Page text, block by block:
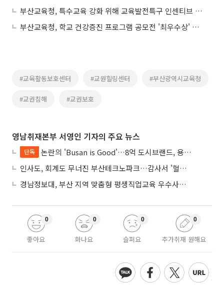
부산교육청, 특수교육 강화 위해 교육발전특구 인센티브 78% 투입
부산교육청, 학교 건강증진 프로그램 공모전 '최우수상' 쾌거
#교육활동보호센터 #교원힐링센터 #부산광역시교육청
#교권침해 #교권보호
영남취재본부 서영인 기자의 주요 뉴스
단독
논란의 'Busan is Good'…8억 도시브랜드, 용산 대통령실 CI 업체가 수행
인사도, 회계도 무너진 부산테크노파크…감사서 '혈세 유용·인사 뒤집기' 적발
경남정보대, 부산 지역 맞춤형 평생직업교육 우수사례로 혁신 주도
좋아요
0
화나요
0
슬퍼요
0
추가취재 원해요
0